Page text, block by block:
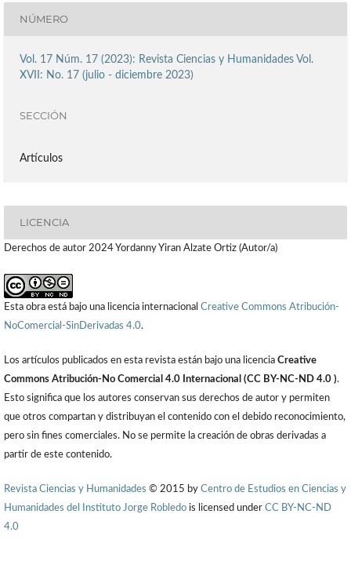
NÚMERO
Vol. 17 Núm. 17 (2023): Revista Ciencias y Humanidades Vol.
XVII: No. 17 (julio - diciembre 2023)
SECCIÓN
Artículos
LICENCIA
Derechos de autor 2024 Yordanny Yiran Alzate Ortiz (Autor/a)
Esta obra está bajo una licencia internacional Creative Commons Atribución-
NoComercial-SinDerivadas 4.0.
Los artículos publicados en esta revista están bajo una licencia Creative
Commons Atribución-No Comercial 4.0 Internacional (CC BY-NC-ND 4.0 ).
Esto significa que los autores conservan sus derechos de autor y permiten
que otros compartan y distribuyan el contenido con el debido reconocimiento,
pero sin fines comerciales. No se permite la creación de obras derivadas a
partir de este contenido.
Revista Ciencias y Humanidades © 2015 by Centro de Estudios en Ciencias y
Humanidades del Instituto Jorge Robledo is licensed under CC BY-NC-ND
4.0